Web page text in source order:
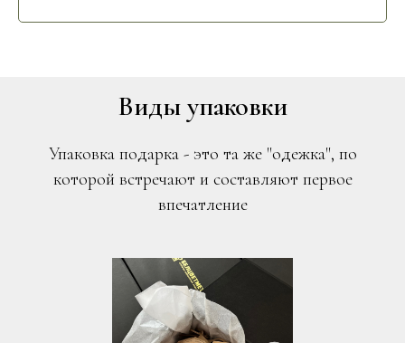
Виды упаковки
Упаковка подарка - это та же "одежка", по
которой встречают и составляют первое
впечатление